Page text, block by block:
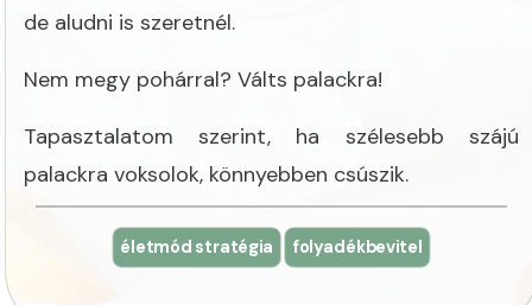
de aludni is szeretnél.
Nem megy pohárral? Válts palackra!
Tapasztalatom szerint, ha szélesebb szájú
palackra voksolok, könnyebben csúszik.
életmód stratégia folyadékbevitel